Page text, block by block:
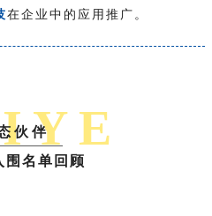
在企业中的应用推广。
Y E
伙伴
围名单回顾